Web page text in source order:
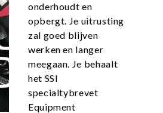
onderhoudt en
opbergt. Je uitrusting
zal goed blijven
werken en langer
meegaan. Je behaalt
het SSI
specialtybrevet
Equipment